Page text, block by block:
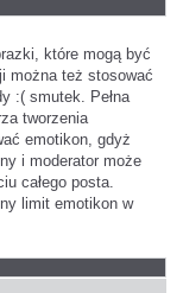
które mogą być
można też stosować
:( smutek. Pełna
tworzenia
emotikon, gdyż
i moderator może
całego posta.
limit emotikon w